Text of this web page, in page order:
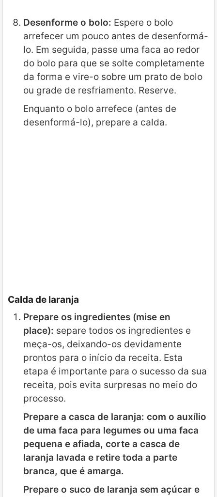
Desenforme o bolo: Espere o bolo
arrefecer um pouco antes de desenformá-
lo. Em seguida, passe uma faca ao redor
do bolo para que se solte completamente
da forma e vire-o sobre um prato de bolo
ou grade de resfriamento. Reserve.
Enquanto o bolo arrefece (antes de
desenformá-lo), prepare a calda.
Calda de laranja
Prepare os ingredientes (mise en
place): separe todos os ingredientes e
meça-os, deixando-os devidamente
prontos para o início da receita. Esta
etapa é importante para o sucesso da sua
receita, pois evita surpresas no meio do
processo.
Prepare a casca de laranja: com o auxílio
de uma faca para legumes ou uma faca
pequena e afiada, corte a casca de
laranja lavada e retire toda a parte
branca, que é amarga.
Prepare o suco de laranja sem açúcar e